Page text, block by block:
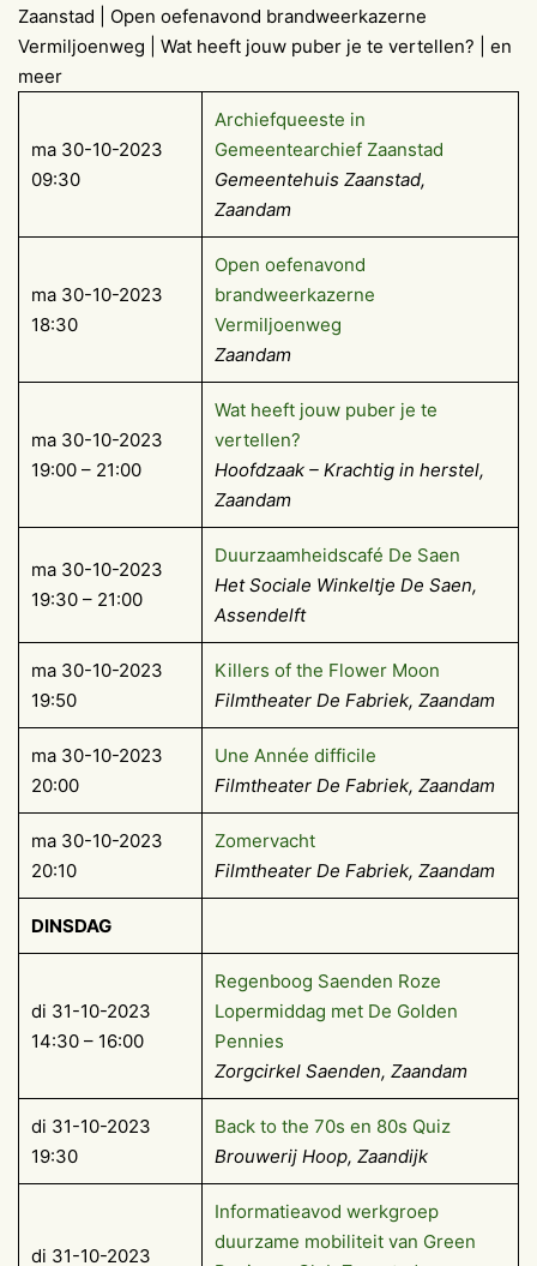
Zaanstad | Open oefenavond brandweerkazerne
Vermiljoenweg | Wat heeft jouw puber je te vertellen? | en
meer
ma 30-10-2023
09:30
Archiefqueeste in
Gemeentearchief Zaanstad
Gemeentehuis Zaanstad,
Zaandam
ma 30-10-2023
18:30
Open oefenavond
brandweerkazerne
Vermiljoenweg
Zaandam
ma 30-10-2023
19:00 – 21:00
Wat heeft jouw puber je te
vertellen?
Hoofdzaak – Krachtig in herstel,
Zaandam
ma 30-10-2023
19:30 – 21:00
Duurzaamheidscafé De Saen
Het Sociale Winkeltje De Saen,
Assendelft
ma 30-10-2023
19:50
Killers of the Flower Moon
Filmtheater De Fabriek, Zaandam
ma 30-10-2023
20:00
Une Année difficile
Filmtheater De Fabriek, Zaandam
ma 30-10-2023
20:10
Zomervacht
Filmtheater De Fabriek, Zaandam
DINSDAG
di 31-10-2023
14:30 – 16:00
Regenboog Saenden Roze
Lopermiddag met De Golden
Pennies
Zorgcirkel Saenden, Zaandam
di 31-10-2023
19:30
Back to the 70s en 80s Quiz
Brouwerij Hoop, Zaandijk
di 31-10-2023
Informatieavod werkgroep
duurzame mobiliteit van Green